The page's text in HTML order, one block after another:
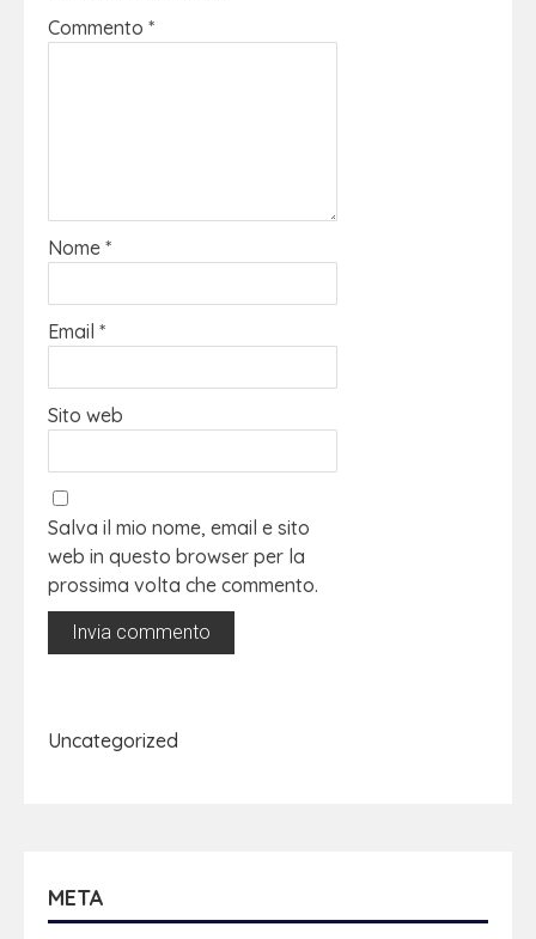
Commento *
Nome *
Email *
Sito web
Salva il mio nome, email e sito
web in questo browser per la
prossima volta che commento.
Uncategorized
META